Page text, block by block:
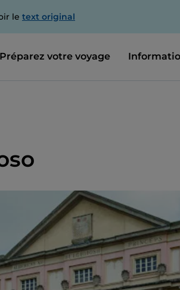
le text original
Préparez votre voyage